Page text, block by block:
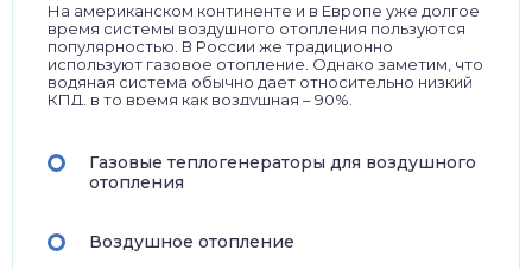
На американском континенте и в Европе уже долгое
время системы воздушного отопления пользуются
популярностью. В России же традиционно
используют газовое отопление. Однако заметим, что
водяная система обычно дает относительно низкий
КПД, в то время как воздушная – 90%.
Газовые теплогенераторы для воздушного
отопления
Воздушное отопление